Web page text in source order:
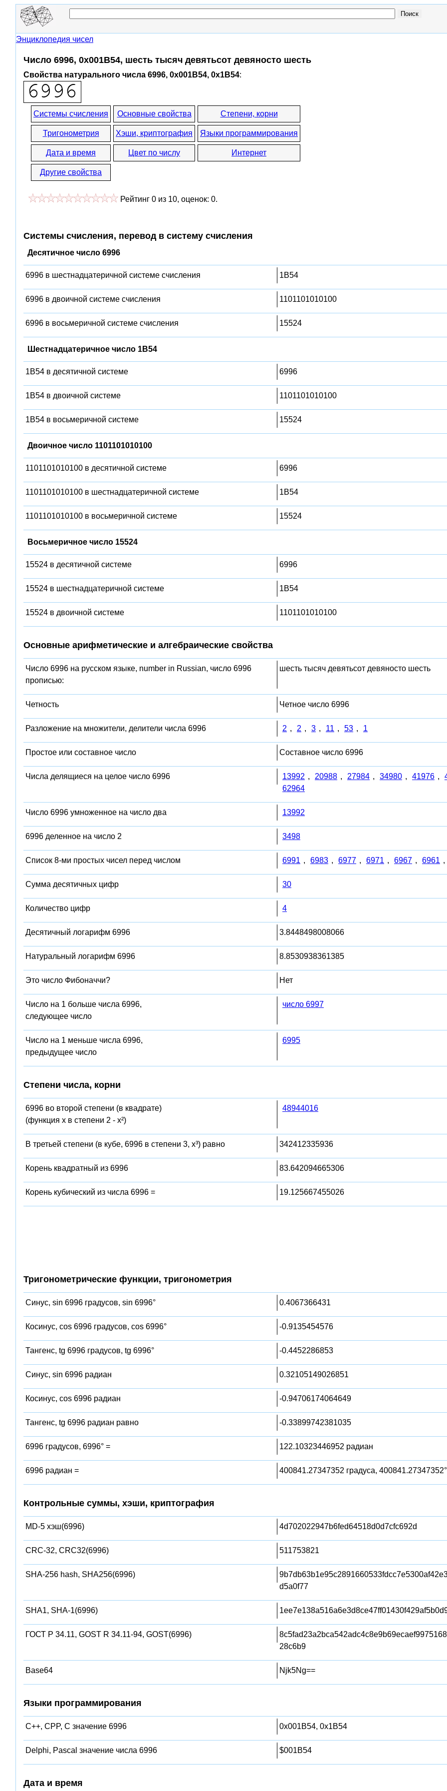
Энциклопедия чисел
Число 6996, 0x001B54, шесть тысяч девятьсот девяносто шесть
Свойства натурального числа 6996, 0x001B54, 0x1B54:
Системы счисления Основные свойства Степени, корни
Тригонометрия Хэши, криптография Языки программирования
Дата и время Цвет по числу Интернет
Другие свойства
Рейтинг 0 из 10, оценок: 0.
Системы счисления, перевод в систему счисления
Десятичное число 6996
6996 в шестнадцатеричной системе счисления 1B54
6996 в двоичной системе счисления 1101101010100
6996 в восьмеричной системе счисления 15524
Шестнадцатеричное число 1B54
1B54 в десятичной системе 6996
1B54 в двоичной системе 1101101010100
1B54 в восьмеричной системе 15524
Двоичное число 1101101010100
1101101010100 в десятичной системе 6996
1101101010100 в шестнадцатеричной системе 1B54
1101101010100 в восьмеричной системе 15524
Восьмеричное число 15524
15524 в десятичной системе 6996
15524 в шестнадцатеричной системе 1B54
15524 в двоичной системе 1101101010100
Основные арифметические и алгебраические свойства
Число 6996 на русском языке, number in Russian, число 6996
прописью:
шесть тысяч девятьсот девяносто шесть
Четность Четное число 6996
Разложение на множители, делители числа 6996 2 , 2 , 3 , 11 , 53 , 1
Простое или составное число Составное число 6996
Числа делящиеся на целое число 6996 13992 , 20988 , 27984 , 34980 , 41976 ,
62964
Число 6996 умноженное на число два 13992
6996 деленное на число 2 3498
Список 8-ми простых чисел перед числом 6991 , 6983 , 6977 , 6971 , 6967 , 6961 ,
Сумма десятичных цифр 30
Количество цифр 4
Десятичный логарифм 6996 3.8448498008066
Натуральный логарифм 6996 8.8530938361385
Это число Фибоначчи? Нет
Число на 1 больше числа 6996,
следующее число
число 6997
Число на 1 меньше числа 6996,
предыдущее число
6995
Степени числа, корни
6996 во второй степени (в квадрате)
(функция x в степени 2 - x²)
48944016
В третьей степени (в кубе, 6996 в степени 3, x³) равно 342412335936
Корень квадратный из 6996 83.642094665306
Корень кубический из числа 6996 = 19.125667455026
Тригонометрические функции, тригонометрия
Синус, sin 6996 градусов, sin 6996° 0.4067366431
Косинус, cos 6996 градусов, cos 6996° -0.9135454576
Тангенс, tg 6996 градусов, tg 6996° -0.4452286853
Синус, sin 6996 радиан 0.32105149026851
Косинус, cos 6996 радиан -0.94706174064649
Тангенс, tg 6996 радиан равно -0.33899742381035
6996 градусов, 6996° = 122.10323446952 радиан
6996 радиан = 400841.27347352 градуса, 400841.27347352°
Контрольные суммы, хэши, криптография
MD-5 хэш(6996) 4d702022947b6fed64518d0d7cfc692d
CRC-32, CRC32(6996) 511753821
SHA-256 hash, SHA256(6996)
d5a0f77
SHA1, SHA-1(6996)
ГОСТ Р 34.11, GOST R 34.11-94, GOST(6996)
28c6b9
Base64 Njk5Ng==
Языки программирования
C++, CPP, C значение 6996 0x001B54, 0x1B54
Delphi, Pascal значение числа 6996 $001B54
Дата и время